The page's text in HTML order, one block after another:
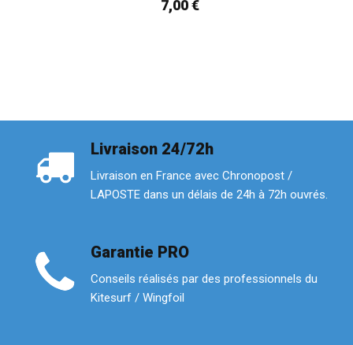
7,00 €
Livraison 24/72h
Livraison en France avec Chronopost /
LAPOSTE dans un délais de 24h à 72h ouvrés.
Garantie PRO
Conseils réalisés par des professionnels du
Kitesurf / Wingfoil